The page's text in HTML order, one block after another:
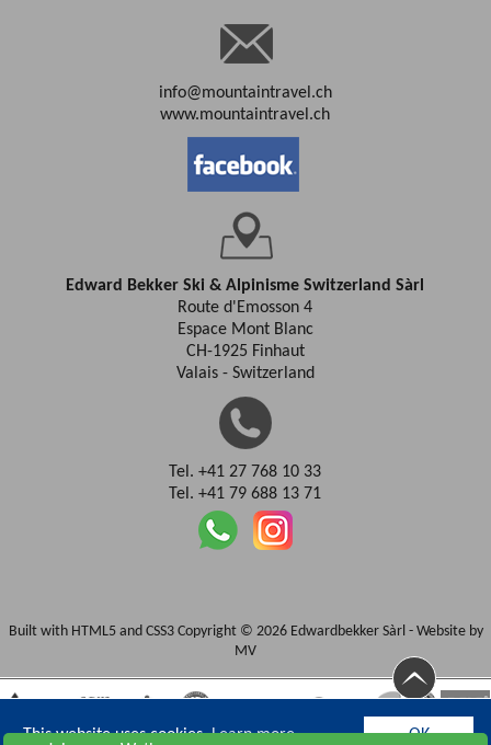
info@mountaintravel.ch
www.mountaintravel.ch
Edward Bekker Ski & Alpinisme Switzerland Sàrl
Route d'Emosson 4
Espace Mont Blanc
CH-1925 Finhaut
Valais - Switzerland
Tel. +41 27 768 10 33
Tel. +41 79 688 13 71
Built with HTML5 and CSS3 Copyright © 2026 Edwardbekker Sàrl - Website by
MV
This website uses cookies.Learn more
OK